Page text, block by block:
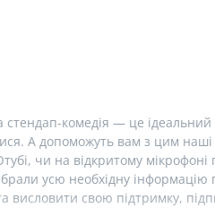
стендап-комедія — це
А допоможуть вам з цим
чи на відкритому мікрофоні
усю необхідну
висловити свою підтримку,